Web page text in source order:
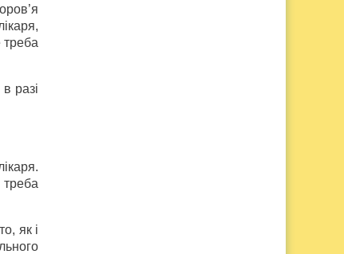
треба
разі
як і